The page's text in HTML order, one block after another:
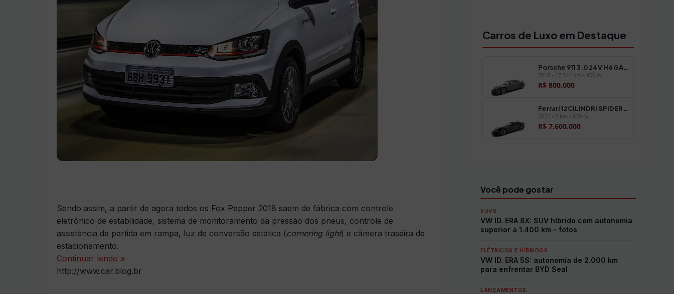
Sendo assim, a partir de agora todos os Fox Pepper 2018 saem de fábrica com controle
eletrônico de estabilidade, sistema de monitoramento da pressão dos pneus, controle de
assistência de partida em rampa, luz de conversão estática (cornering light) e câmera traseira de
estacionamento.
Continuar lendo »
http://www.car.blog.br
Carros de Luxo em Destaque
Porsche 911 3.0 24V H6 GASOLINA CARRERA GTS PDK
2018 • 17.344 km • 450 cv
R$ 800.000
Ferrari 12CILINDRI SPIDER 6.5 V12 GASOLINA F1-DCT
2025 • 0 km • 830 cv
R$ 7.600.000
Você pode gostar
SUVS
VW ID. ERA 8X: SUV híbrido com autonomia
superior a 1.400 km – fotos
ELÉTRICOS E HÍBRIDOS
VW ID. ERA 5S: autonomia de 2.000 km
para enfrentar BYD Seal
LANÇAMENTOS